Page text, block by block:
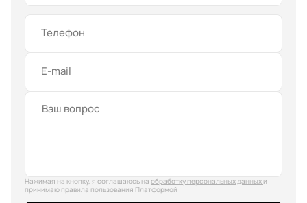
Телефон
E-mail
Нажимая на кнопку, я соглашаюсь на обработку персональных данных и
принимаю правила пользования Платформой